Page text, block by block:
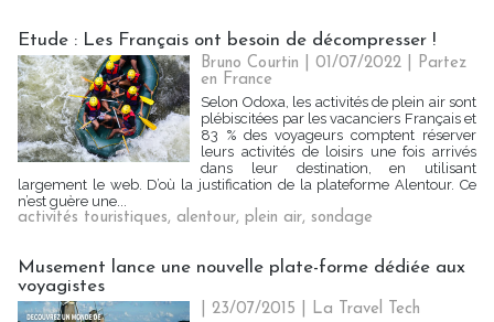
Etude : Les Français ont besoin de décompresser !
Bruno Courtin | 01/07/2022
Partez
en France
Selon Odoxa, les activités de plein air sont
plébiscitées par les vacanciers Français et
83 % des voyageurs comptent réserver
leurs activités de loisirs une fois arrivés
dans leur destination, en utilisant
largement le web. D’où la justification de la plateforme Alentour. Ce
n’est guère une...
activités touristiques, alentour, plein air, sondage
Musement lance une nouvelle plate-forme dédiée aux
voyagistes
| 23/07/2015
La Travel Tech